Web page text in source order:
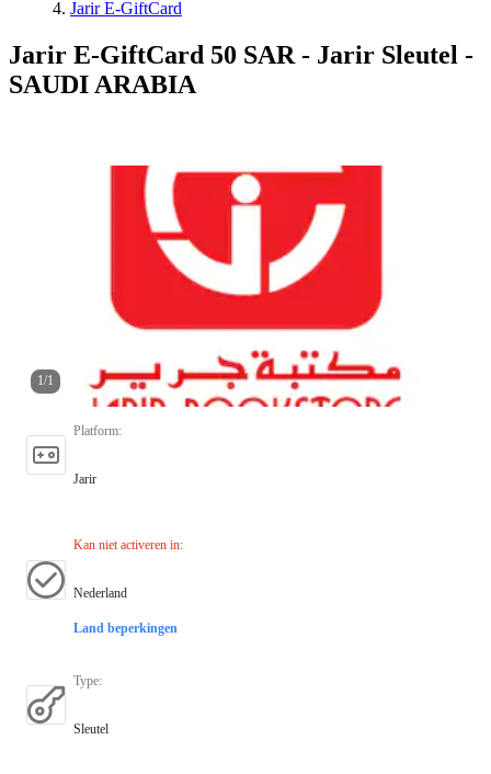
Jarir E-GiftCard
Jarir E-GiftCard 50 SAR - Jarir Sleutel -
SAUDI ARABIA
1/1
Platform:
Jarir
Kan niet activeren in:
Nederland
Land beperkingen
Type:
Sleutel